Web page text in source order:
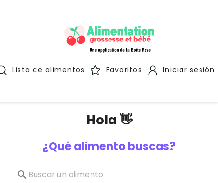
Lista de alimentos Favoritos Iniciar sesión
Hola 👋
¿Qué alimento buscas?